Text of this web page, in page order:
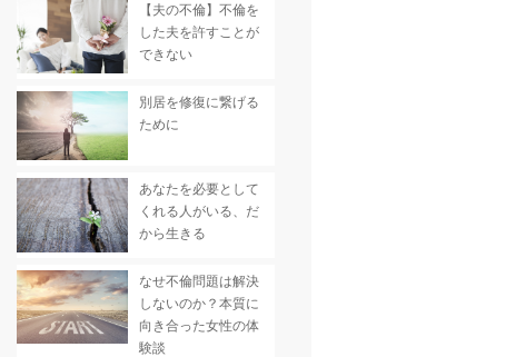
【夫の不倫】不倫を
した夫を許すことが
できない
別居を修復に繋げる
ために
あなたを必要として
くれる人がいる、だ
から生きる
なせ不倫問題は解決
しないのか？本質に
向き合った女性の体
験談